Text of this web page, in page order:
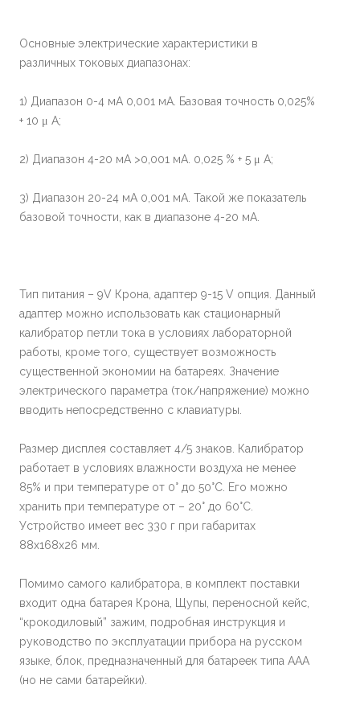
Основные электрические характеристики в
различных токовых диапазонах:
1) Диапазон 0-4 мА 0,001 мА. Базовая точность 0,025%
+ 10 μ A;
2) Диапазон 4-20 мА >0,001 мА. 0,025 % + 5 μ A;
3) Диапазон 20-24 мА 0,001 мА. Такой же показатель
базовой точности, как в диапазоне 4-20 мА.
Тип питания – 9V Крона, адаптер 9-15 V опция. Данный
адаптер можно использовать как стационарный
калибратор петли тока в условиях лабораторной
работы, кроме того, существует возможность
существенной экономии на батареях. Значение
электрического параметра (ток/напряжение) можно
вводить непосредственно с клавиатуры.
Размер дисплея составляет 4/5 знаков. Калибратор
работает в условиях влажности воздуха не менее
85% и при температуре от 0° до 50°C. Его можно
хранить при температуре от – 20° до 60°C.
Устройство имеет вес 330 г при габаритах
88x168x26 мм.
Помимо самого калибратора, в комплект поставки
входит одна батарея Крона, Щупы, переносной кейс,
“крокодиловый” зажим, подробная инструкция и
руководство по эксплуатации прибора на русском
языке, блок, предназначенный для батареек типа ААА
(но не сами батарейки).